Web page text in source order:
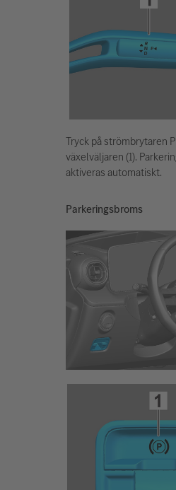
Tryck på strömbrytaren
växelväljaren (1).
aktiveras automatiskt.
Parkeringsbroms